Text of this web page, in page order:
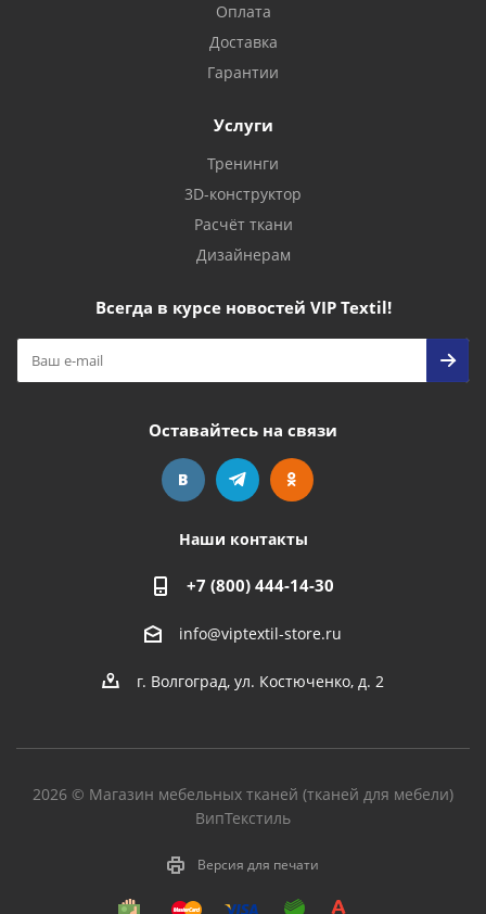
Оплата
Доставка
Гарантии
Услуги
Тренинги
3D-конструктор
Расчёт ткани
Дизайнерам
Всегда в курсе новостей VIP Textil!
Оставайтесь на связи
Наши контакты
+7 (800) 444-14-30
info@viptextil-store.ru
г. Волгоград, ул. Костюченко, д. 2
2026 © Магазин мебельных тканей (тканей для мебели)
ВипТекстиль
Версия для печати